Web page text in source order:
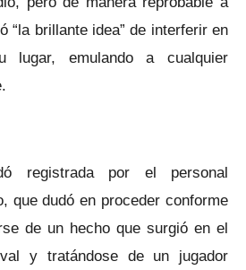
“la brillante idea” de interferir en
lugar, emulando a cualquier
registrada por el personal
que dudó en proceder conforme
de un hecho que surgió en el
y tratándose de un jugador